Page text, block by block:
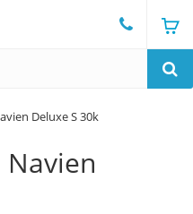
Deluxe S 30k
Navien